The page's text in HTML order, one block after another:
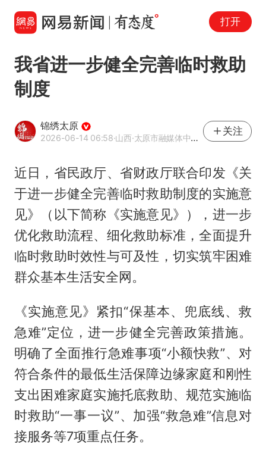
打开
我省进一步健全完善临时救助
制度
锦绣太原
2026-06-14 06:58·山西·太原市融媒体中心官方账号
关注
近日，省民政厅、省财政厅联合印发《关
于进一步健全完善临时救助制度的实施意
见》（以下简称《实施意见》），进一步
优化救助流程、细化救助标准，全面提升
临时救助时效性与可及性，切实筑牢困难
群众基本生活安全网。
《实施意见》紧扣“保基本、兜底线、救
急难”定位，进一步健全完善政策措施。
明确了全面推行急难事项“小额快救”、对
符合条件的最低生活保障边缘家庭和刚性
支出困难家庭实施托底救助、规范实施临
时救助“一事一议”、加强“救急难”信息对
接服务等7项重点任务。